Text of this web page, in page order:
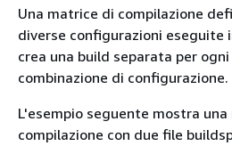
Una matrice di compilazione
diverse configurazioni eseguite
crea una build separata per
combinazione di configurazione.
L'esempio seguente mostra
compilazione con due file